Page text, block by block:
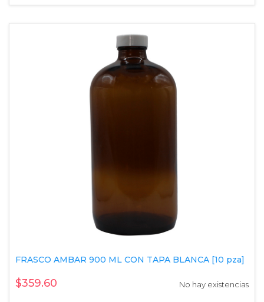
FRASCO AMBAR 900 ML CON TAPA BLANCA [10 pza]
$359.60 No hay existencias